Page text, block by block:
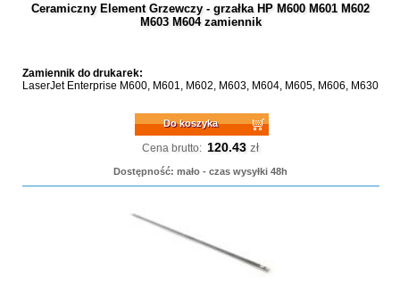
Ceramiczny Element Grzewczy - grzałka HP M600 M601 M602
M603 M604 zamiennik
Zamiennik do drukarek:
LaserJet Enterprise M600, M601, M602, M603, M604, M605, M606, M630
Do koszyka
Cena brutto: 120.43 zł
Dostępność: mało - czas wysyłki 48h